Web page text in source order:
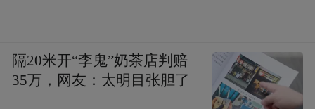
隔20米开“李鬼”奶茶店判赔
35万，网友：太明目张胆了